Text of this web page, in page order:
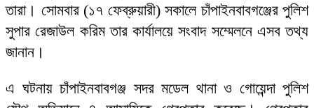
তারা। সোমবার (১৭ ফেব্রুয়ারী) সকালে চাঁপাইনবাবগঞ্জের পুলিশ
সুপার রেজাউল করিম তার কার্যালয়ে সংবাদ সম্মেলনে এসব তথ্য
জানান।
এ ঘটনায় চাঁপাইনবাবগঞ্জ সদর মডেল থানা ও গোয়েন্দা পুলিশ